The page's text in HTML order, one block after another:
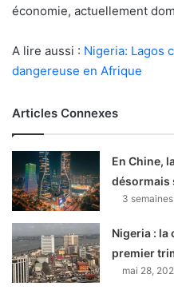
économie, actuellement
A lire aussi : Nigeria: Lagos
dangereuse en Afrique
Articles Connexes
En Chine,
désormais
3
Nigeria : la
premier
mai 28,